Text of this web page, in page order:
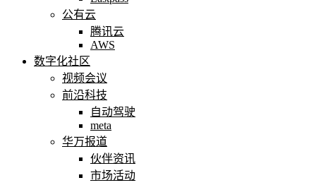
公有云
腾讯云
AWS
数字化社区
视频会议
前沿科技
自动驾驶
meta
华万报道
伙伴资讯
市场活动